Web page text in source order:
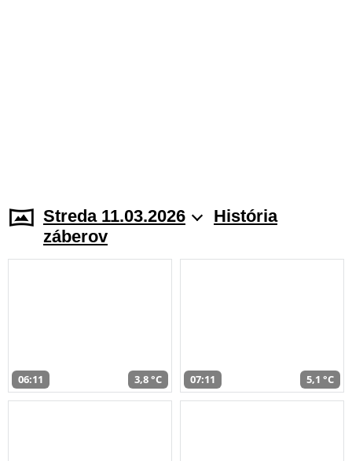
Streda 11.03.2026
História
záberov
06:11 3,8 °C 07:11 5,1 °C